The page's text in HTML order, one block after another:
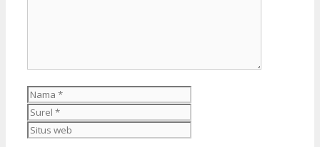
Nama